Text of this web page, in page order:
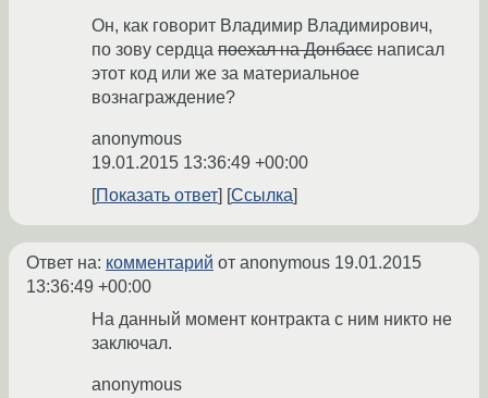
Он, как говорит Владимир Владимирович,
по зову сердца поехал на Донбасс написал
этот код или же за материальное
вознаграждение?
anonymous
19.01.2015 13:36:49 +00:00
Показать ответ
Ссылка
Ответ на: комментарий от anonymous 19.01.2015
13:36:49 +00:00
На данный момент контракта с ним никто не
заключал.
anonymous